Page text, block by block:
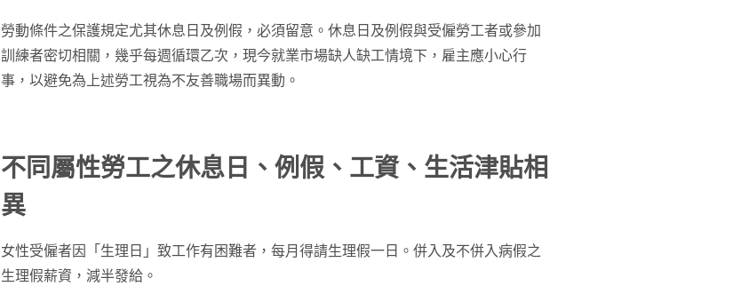
勞動條件之保護規定尤其休息日及例假，必須留意。休息日及例假與受僱勞工者或參加
訓練者密切相關，幾乎每週循環乙次，現今就業市場缺人缺工情境下，雇主應小心行
事，以避免為上述勞工視為不友善職場而異動。
不同屬性勞工之休息日、例假、工資、生活津貼相
異
女性受僱者因「生理日」致工作有困難者，每月得請生理假一日。併入及不併入病假之
生理假薪資，減半發給。